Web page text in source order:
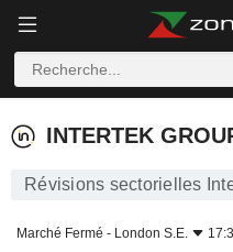
INTERTEK GROUP PLC
INTERTEK
Révisions sectorielles
Marché Fermé - London S.E.